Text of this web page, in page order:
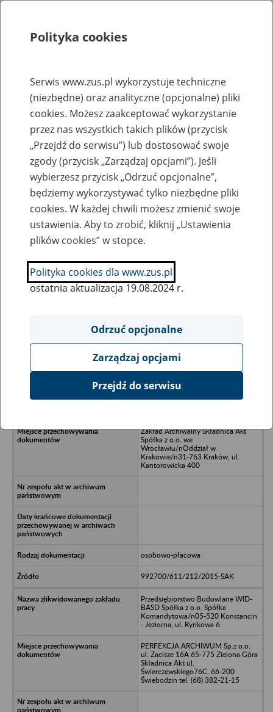
Rejestry, ewidencje i archiwa
Baza zlikwidowanych lub
przekształconych zakładów pracy
Nazwa zakładu pracy:
SZUKAJ
Ukryj wszystkie pozycje bazy
Spółdzielnia Mieszkaniowa LIPSKA w
Zakład Archiwalny Składnica Akt
Spółka z o.o. we
Wrocławiu/nOddział w
Krakowie/n31-763 Kraków, ul.
Kantorowicka 400
osobowo-płacowa
992700/611/212/2015-SAK
Przedsiębiorstwo Budowlane WID-
BASD Spółka z o.o. Spółka
Komandytowa/n05-520 Konstancin
- Jeziorna, ul. Rynkowa 6
PERFEKCJA ARCHIWUM Sp.z o.o.
ul. Zacisze 16A 65-775 Zielona Góra
Składnica Akt ul.
Świerczewskiego76C, 66-200
Świebodzin tel. (68) 382-21-15
Polityka cookies
Serwis www.zus.pl wykorzystuje techniczne
(niezbędne) oraz analityczne (opcjonalne) pliki
cookies. Możesz zaakceptować wykorzystanie
przez nas wszystkich takich plików (przycisk
„Przejdź do serwisu”) lub dostosować swoje
zgody (przycisk „Zarządzaj opcjami”). Jeśli
wybierzesz przycisk „Odrzuć opcjonalne”,
będziemy wykorzystywać tylko niezbędne pliki
cookies. W każdej chwili możesz zmienić swoje
ustawienia. Aby to zrobić, kliknij „Ustawienia
plików cookies” w stopce.
Polityka cookies dla www.zus.pl
ostatnia aktualizacja 19.08.2024 r.
Odrzuć opcjonalne
Zarządzaj opcjami
Przejdź do serwisu